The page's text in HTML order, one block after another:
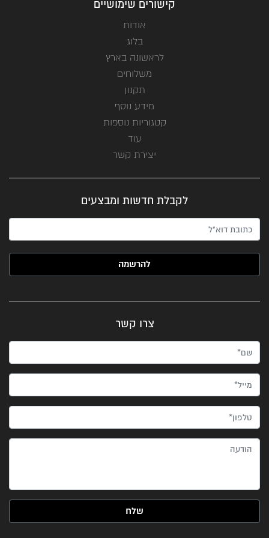
קישורים שימושיים
אודות
בלוג
לראשונה בארץ
משלוחים
תקנון
מידע נוסף
קטגוריות נוספות
עוד
יצירת קשר
לקבלת חדשות ומבצעים
האימייל שלך (חובה)
צרו קשר